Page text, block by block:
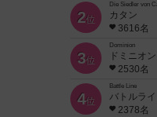
2位
Die Siedler von
カタン
3616名
3位
Dominion
ドミニオン
2530名
4位
Battle Line
バトルラ
2378名